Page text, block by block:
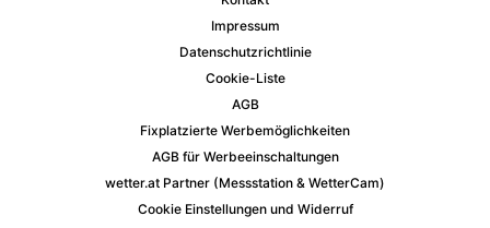
Impressum
Datenschutzrichtlinie
Cookie-Liste
AGB
Fixplatzierte Werbemöglichkeiten
AGB für Werbeeinschaltungen
wetter.at Partner (Messstation & WetterCam)
Cookie Einstellungen und Widerruf